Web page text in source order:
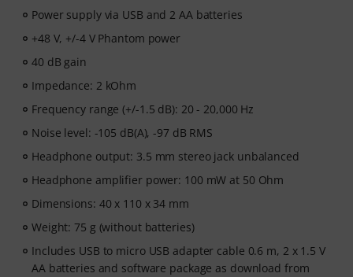
Power supply via USB and 2 AA batteries
+48 V, +/-4 V Phantom power
40 dB gain
Impedance: 2 kOhm
Frequency range (+/-1.5 dB): 20 - 20,000 Hz
Noise level: -105 dB(A), -97 dB RMS
Headphone output: 3.5 mm stereo jack unbalanced
Headphone amplifier power: 100 mW at 50 Ohm
Dimensions: 40 x 110 x 34 mm
Weight: 75 g (without batteries)
Includes USB to micro USB adapter cable 0.6 m, 2 x 1.5 V
AA batteries and software package as download from